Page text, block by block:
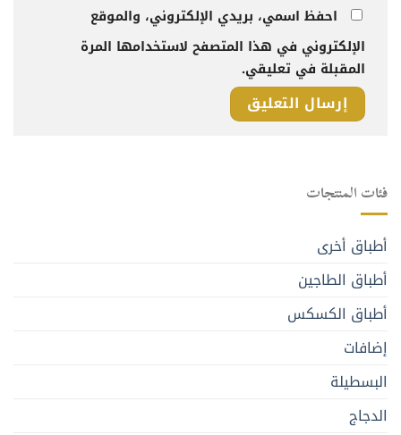
احفظ اسمي، بريدي الإلكتروني، والموقع
الإلكتروني في هذا المتصفح لاستخدامها المرة
المقبلة في تعليقي.
فئات المنتجات
أطباق أخرى
أطباق الطاجين
أطباق الكسكس
إضافات
البسطيلة
الدجاج